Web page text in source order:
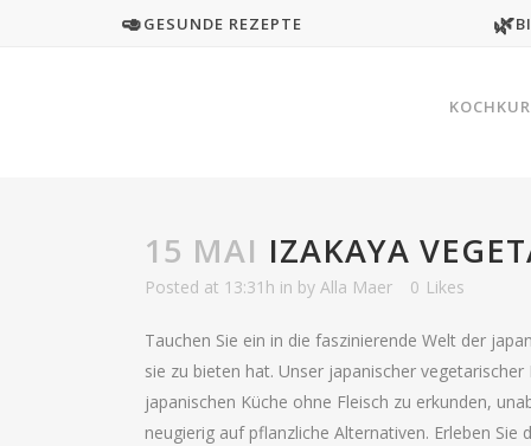
🥑GESUNDE REZEPTE 🌿
15 MAI IZAKAYA
Posted at 13:31h in by Alla Maer 0 Likes
Tauchen Sie ein in die faszinierende Welt der
sie zu bieten hat. Unser japanischer
japanischen Küche ohne Fleisch zu erkunden,
neugierig auf pflanzliche Alternativen. Erleben